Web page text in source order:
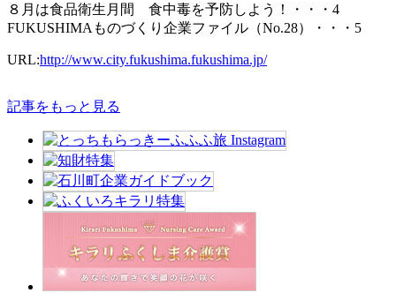
８月は食品衛生月間 食中毒を予防しよう！・・・4
FUKUSHIMAものづくり企業ファイル（No.28）・・・5
URL:http://www.city.fukushima.fukushima.jp/
記事をもっと見る